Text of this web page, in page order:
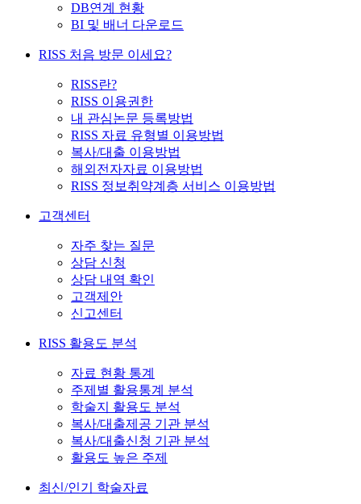
DB연계 현황
BI 및 배너 다운로드
RISS 처음 방문 이세요?
RISS란?
RISS 이용권한
내 관심논문 등록방법
RISS 자료 유형별 이용방법
복사/대출 이용방법
해외전자자료 이용방법
RISS 정보취약계층 서비스 이용방법
고객센터
자주 찾는 질문
상담 신청
상담 내역 확인
고객제안
신고센터
RISS 활용도 분석
자료 현황 통계
주제별 활용통계 분석
학술지 활용도 분석
복사/대출제공 기관 분석
복사/대출신청 기관 분석
활용도 높은 주제
최신/인기 학술자료